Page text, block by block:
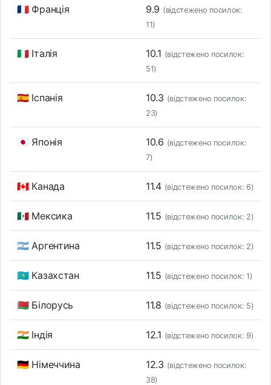
🇫🇷 Франція 9.9 (відстежено посилок:
11)
🇮🇹 Італія 10.1 (відстежено посилок:
51)
🇪🇸 Іспанія 10.3 (відстежено посилок:
23)
🇯🇵 Японія 10.6 (відстежено посилок:
7)
🇨🇦 Канада 11.4 (відстежено посилок: 6)
🇲🇽 Мексика 11.5 (відстежено посилок: 2)
🇦🇷 Аргентина 11.5 (відстежено посилок: 2)
🇰🇿 Казахстан 11.5 (відстежено посилок: 1)
🇧🇾 Білорусь 11.8 (відстежено посилок: 5)
🇮🇳 Індія 12.1 (відстежено посилок: 9)
🇩🇪 Німеччина 12.3 (відстежено посилок:
38)